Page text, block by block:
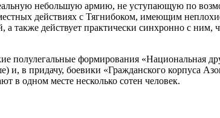
небольшую армию, не уступающую по
действиях с Тягнибоком, имеющим
действует практически синхронно с ним,
полулегальные формирования «Национальная
в придачу, боевики «Гражданского корпуса
в одном месте несколько сотен человек.